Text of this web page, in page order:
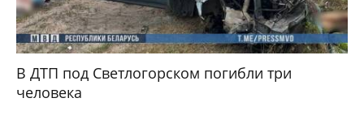
В ДТП под Светлогорском погибли три
человека